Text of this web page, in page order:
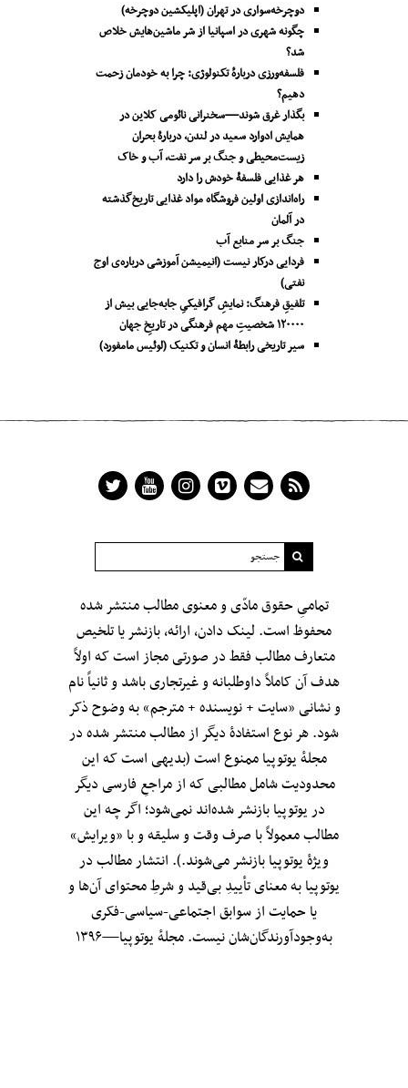
دوچرخه‌سواری در تهران (اپلیکشین دوچرخه)
چگونه شهری در اسپانیا از شر ماشین‌هایش خلاص
شد؟
فلسفه‌ورزی دربارهٔ تکنولوژی: چرا به خودمان زحمت
دهیم؟
بگذار غرق شوند—سخنرانی نائومی کلاین در
همایش ادوارد سعید در لندن، دربارۀ بحران
زیست‌محیطی و جنگ بر سر نفت، آب و خاک
هر غذایی فلسفۀ خودش را دارد
راه‌اندازی اولین فروشگاه مواد غذایی تاریخ‌گذشته
در آلمان
جنگ بر سر منابع آب
فردایی درکار نیست (انیمیشن آموزشی درباره‌ی اوج
نفتی)
تلفیقِ فرهنگ: نمایشِ گرافیکیِ جا‌به‌جایی بیش از
۱۲۰۰۰۰ شخصیتِ مهم فرهنگی در تاریخِ جهان
سیر تاریخی رابطۀ انسان و تکنیک (لوئیس مامفورد)
تمامیِ حقوق مادّی و معنوی مطالب منتشر شده
محفوظ است. لینک دادن، ارائه، بازنشر یا تلخیص
متعارف مطالب فقط در صورتی مجاز است که اولاً
هدف آن کاملاً داوطلبانه و غیرتجاری باشد و ثانیاً نام
و نشانی «سایت + نویسنده + مترجم» به وضوح ذکر
شود. هر نوع استفادهٔ دیگر از مطالب منتشر شده در
مجلهٔ یوتوپیا ممنوع است (بدیهی است که این
محدودیت شامل مطالبی که از مراجعِ فارسی دیگر
در یوتوپیا بازنشر شده‌اند نمی‌شود؛ اگر چه این
مطالب معمولاً با صرف وقت و سلیقه و با «ویرایش»
ویژهٔ یوتوپیا بازنشر می‌شوند.). انتشار مطالب در
یوتوپیا به معنای تأییدِ بی‌قید‌ و شرطِ محتوای آن‌ها و
یا حمایت از سوابق اجتماعی-سیاسی-فکری
به‌وجودآورندگان‌شان نیست. مجلهٔ یوتوپیا—۱۳۹۶